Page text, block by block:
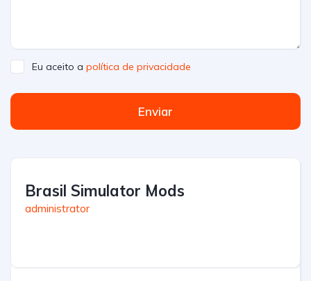
Eu aceito a política de privacidade
Enviar
Brasil Simulator Mods
administrator